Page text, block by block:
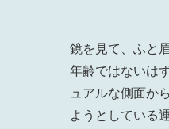
鏡を見て、ふと
年齢ではないは
ュアルな側面か
ようとしている